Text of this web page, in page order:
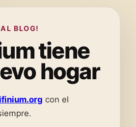
BLOG!
tiene
hogar
con el